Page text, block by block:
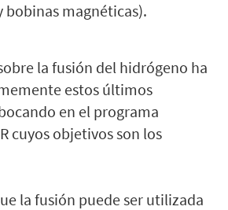
magnéticas).
la fusión del hidrógeno ha
estos últimos
en el programa
cuyos objetivos son los
la fusión puede ser utilizada